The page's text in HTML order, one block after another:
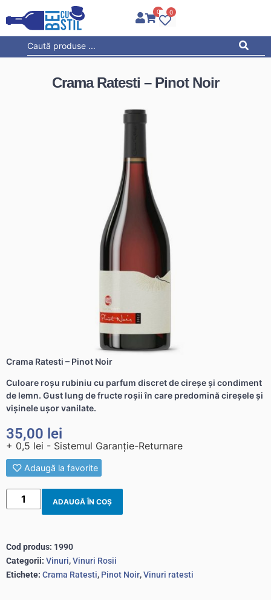
0 0
Crama Ratesti – Pinot Noir
Crama Ratesti – Pinot Noir
Culoare roșu rubiniu cu parfum discret de cireșe și condiment
de lemn. Gust lung de fructe roșii în care predomină cireșele și
vișinele ușor vanilate.
35,00 lei
+ 0,5 lei - Sistemul Garanție-Returnare
Adaugă la favorite
ADAUGĂ ÎN COȘ
Cod produs: 1990
Categorii: Vinuri,Vinuri Rosii
Etichete: Crama Ratesti, Pinot Noir,Vinuri ratesti